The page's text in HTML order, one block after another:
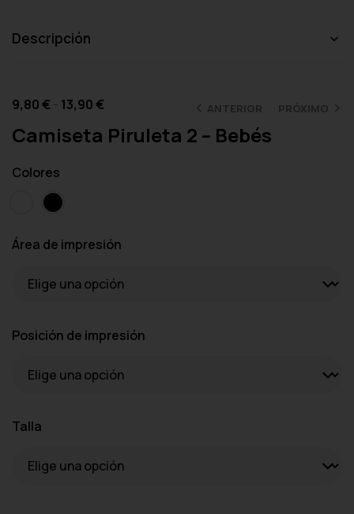
Descripción
ANTERIOR PRÓXIMO
9,80€ 13,90€
Camiseta Piruleta 2 – Bebés
Colores
Área de impresión
Posición de impresión
Talla